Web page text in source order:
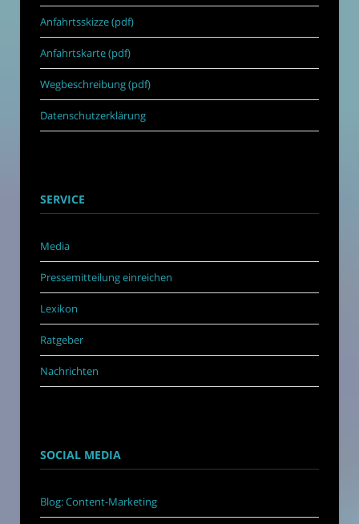
Anfahrtsskizze (pdf)
Anfahrtskarte (pdf)
Wegbeschreibung (pdf)
Datenschutzerklärung
SERVICE
Media
Pressemitteilung einreichen
Lexikon
Ratgeber
Nachrichten
SOCIAL MEDIA
Blog: Content-Marketing